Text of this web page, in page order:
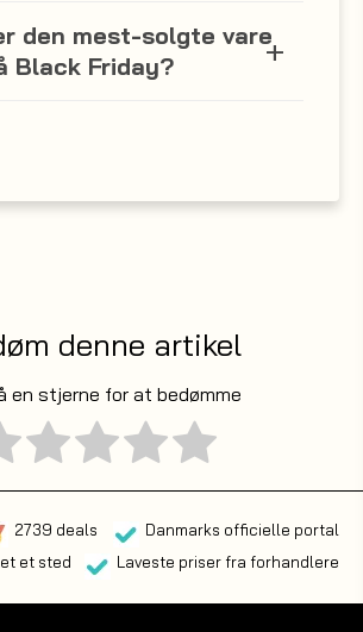
den mest-solgte vare
Black Friday?
denne artikel
en stjerne for at bedømme
2739 deals
Danmarks officielle portal
et sted
Laveste priser fra forhandlere